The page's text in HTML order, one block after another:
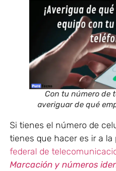
Con tu número de
averiguar de qué
Si tienes el número de
tienes que hacer es ir a la
federal de
Marcación y números